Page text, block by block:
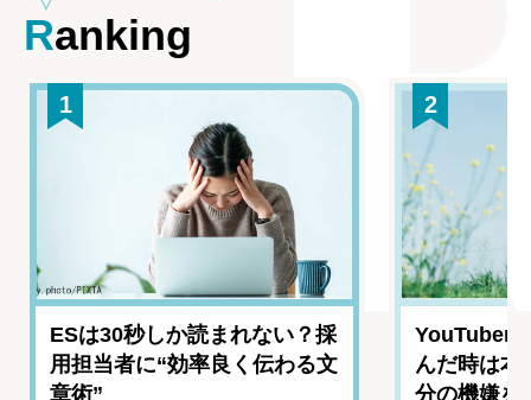
Ranking
1
ESは30秒しか読まれない？採
用担当者に“効率良く伝わる文
章術”
2
YouTuber
んだ時は
分の機嫌を